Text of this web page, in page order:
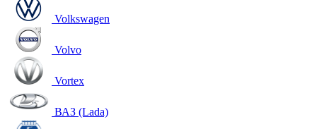
Volkswagen
Volvo
Vortex
ВАЗ (Lada)